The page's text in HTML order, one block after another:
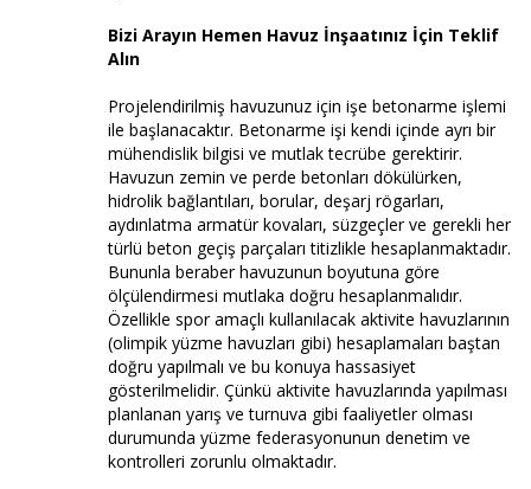
Bizi Arayın Hemen Havuz İnşaatınız İçin Teklif
Alın
Projelendirilmiş havuzunuz için işe betonarme işlemi
ile başlanacaktır. Betonarme işi kendi içinde ayrı bir
mühendislik bilgisi ve mutlak tecrübe gerektirir.
Havuzun zemin ve perde betonları dökülürken,
hidrolik bağlantıları, borular, deşarj rögarları,
aydınlatma armatür kovaları, süzgeçler ve gerekli her
türlü beton geçiş parçaları titizlikle hesaplanmaktadır.
Bununla beraber havuzunun boyutuna göre
ölçülendirmesi mutlaka doğru hesaplanmalıdır.
Özellikle spor amaçlı kullanılacak aktivite havuzlarının
(olimpik yüzme havuzları gibi) hesaplamaları baştan
doğru yapılmalı ve bu konuya hassasiyet
gösterilmelidir. Çünkü aktivite havuzlarında yapılması
planlanan yarış ve turnuva gibi faaliyetler olması
durumunda yüzme federasyonunun denetim ve
kontrolleri zorunlu olmaktadır.